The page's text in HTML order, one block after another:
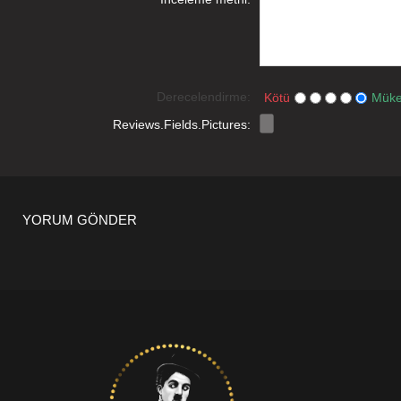
Derecelendirme: Kötü
Reviews.Fields.Pictures:
YORUM GÖNDER